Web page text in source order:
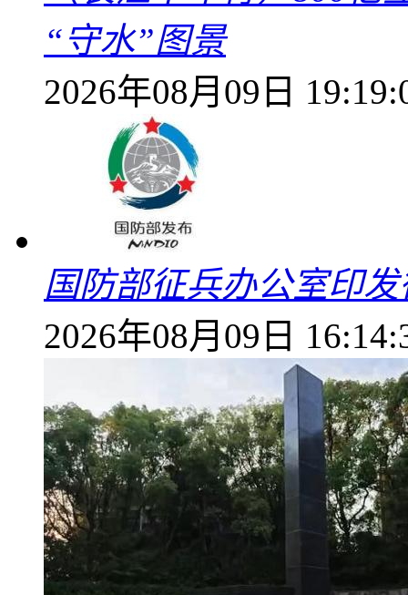
“守水”图景
2026年08月09日
国防部征兵办公室印
2026年08月09日